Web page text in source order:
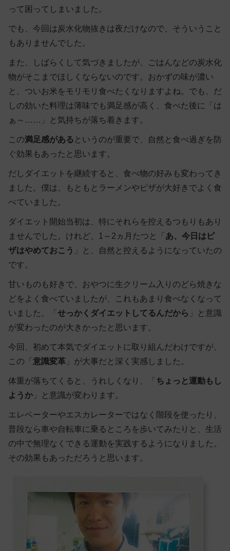
って困ってしまいました。
でも、今回は炭水化物抜きは夜だけなので、そういうこと
もありませんでした。
また、しばらくして気づきましたが、ごはんなどの炭水化
物がそこまでほしくならないのです。おかずの味が濃い
と、ついお米をモリモリ食べたくなりますよね。でも、だ
しの効いた料理は薄味でも満足感が高く、食べた後に「は
ぁ～……」と気持ちが落ち着きます。
この満足感がある というのが重要で、自然と食べ過ぎを防
ぐ効果もあったと思います。
だしダイエットを継続すると、食べ物の好みも変わってき
ました。僕は、もともとラーメンやピザが大好きでよく食
べていました。
ダイエット開始当初は、特にそれらを控えるつもりもあり
ませんでした。けれど、1～2ヵ月たつと「 あ、今日はピ
ザはやめておこう 」と、自然と控えるようになっていたの
です。
甘いものも好きで、おやつに生クリーム入りのどら焼きな
どをよく食べていましたが、これもあまり食べなくなって
いました。「 せっかくダイエットしてるんだから 」と意識
が変わったのが大きかったと思います。
今回、初めて本気でダイエットに取り組んだわけですが、
この「 意識変革 」が大事だと深く実感しました。
体重が落ちてくると、うれしくなり、「 ちょっと運動もし
ようか 」と意識が変わります。
エレベーターやエスカレーターではなく階段を使ったり、
普段なら車や自転車に乗るところを歩いてみたりと、生活
の中で無理なくできる運動を実践するようになりました。
その効果もあっただろうと思います。